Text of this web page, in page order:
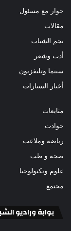
حوار مع مسئول
مقالات
نجم الشباب
أدب وشعر
سينما وتليفزيون
أخبار السيارات
متابعات
حوادث
رياضة وملاعب
صحه و طب
علوم وتكنولوجيا
مجتمع
بوابة وراديو